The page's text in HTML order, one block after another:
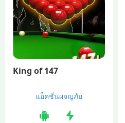
King of 147
แอ็คชั่นผจญภัย